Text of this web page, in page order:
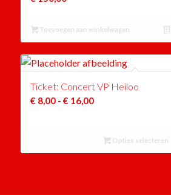
Toevoegen aan winkelwagen
Ticket: Concert VP Heiloo
€ 8,00 - € 16,00Prijsklasse:
€ 16,00Opties selecteren